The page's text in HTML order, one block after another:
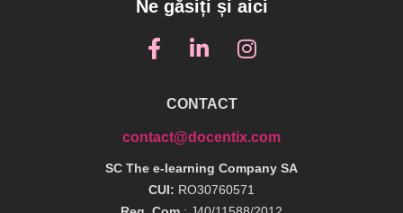
Ne găsiți și aici
CONTACT
contact@docentix.com
SC The e-learning Company SA
CUI: RO30760571